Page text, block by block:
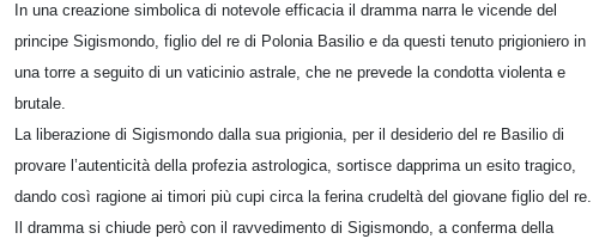
In una creazione simbolica di notevole efficacia il dramma narra le vicende del
principe Sigismondo, figlio del re di Polonia Basilio e da questi tenuto prigioniero in
una torre a seguito di un vaticinio astrale, che ne prevede la condotta violenta e
brutale.
La liberazione di Sigismondo dalla sua prigionia, per il desiderio del re Basilio di
provare l’autenticità della profezia astrologica, sortisce dapprima un esito tragico,
dando così ragione ai timori più cupi circa la ferina crudeltà del giovane figlio del re.
Il dramma si chiude però con il ravvedimento di Sigismondo, a conferma della